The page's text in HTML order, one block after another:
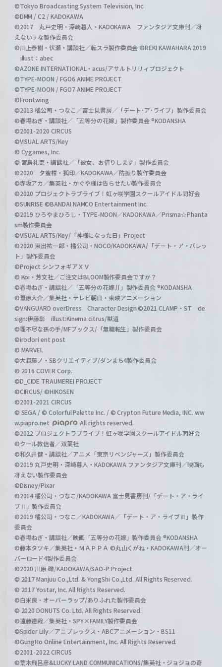
©Tokyo Broadcasting System Television, Inc.
©DMM / C2 / KADOKAWA
©2017 丸戸史明・深崎暮人・KADOKAWA ファンタジア文庫刊／冴
えない♭な製作委員会
©川上泰樹・伏瀬・講談社／転スラ製作委員会 ©REKI KAWAHARA 2019
illust：abec
©AZONE INTERNATIONAL・acus/アサルトリリィプロジェクト
©TYPE-MOON / FGO6 ANIME PROJECT
©TYPE-MOON / FGO7 ANIME PROJECT
©Frontwing
©2013 橘公司・つなこ／富士見書房／「デート･ア･ライブ」製作委員会
©春場ねぎ・講談社／「五等分の花嫁」製作委員会 ®KODANSHA
©2001-2020 CIRCUS
©VISUAL ARTS/Key
© Cygames, Inc.
© 宮島礼吏・講談社／「彼女、お借りします」製作委員会
©2020 夕蜜柑・狐印／KADOKAWA／防振り製作委員会
©赤坂アカ／集英社・かぐや様は告らせたい製作委員会
©2020 プロジェクトラブライブ！虹ヶ咲学園スクールアイドル同好会
©SUNRISE ©BANDAI NAMCO Entertainment Inc.
©2019 ひろやまひろし・TYPE-MOON／KADOKAWA／Prisma☆Phanta
sm製作委員会
©VISUAL ARTS/Key/「神様になった日」Project
©2020 東出祐一郎・橘公司・NOCO/KADOKAWA/「デート・ア・バレッ
ト」製作委員会
©Project シンフォギアＸＶ
© Koi・芳文社／ご注文はBLOOM製作委員会ですか？
©春場ねぎ・講談社／「五等分の花嫁∬」製作委員会 ®KODANSHA
©葦原大介／集英社・テレビ朝日・東映アニメーション
©VANGUARD overDress Character Design ©2021 CLAMP・ST de
sign:伊藤彰 illust:Kinema citrus/獣道
©理不尽な孫の手/MFブックス/「無職転生」製作委員会
©irodori ent post
© MARVEL
©大森藤ノ・SBクリエイティブ/ダンまち4製作委員会
© 2016 COVER Corp.
©D_CIDE TRAUMEREI PROJECT
©CIRCUS/ ©HIKOSEN
©2001-2021 CIRCUS
© SEGA / © Colorful Palette Inc. / © Crypton Future Media, INC. ww
w.piapro.net
All rights reserved.
©2022 プロジェクトラブライブ！虹ヶ咲学園スクールアイドル同好会
©クール教信者／双葉社
©和久井健・講談社／アニメ「東京リベンジャーズ」製作委員会
©2019 丸戸史明・深崎暮人・KADOKAWA ファンタジア文庫刊／映画も
冴えない製作委員会
©Disney/Pixar
©2014 橘公司・つなこ/KADOKAWA 富士見書房刊/「デート・ア・ライ
ブⅡ」製作委員会
©2019 橘公司・つなこ／KADOKAWA／「デート・ア・ライブⅢ」製作
委員会
©春場ねぎ・講談社／映画「五等分の花嫁」製作委員会 ®KODANSHA
©藤本タツキ／集英社・ＭＡＰＰＡ ©丸山くがね・KADOKAWA刊／オー
バーロード4製作委員会
©2020 川原 礫/KADOKAWA/SAO-P Project
© 2017 Manjuu Co.,Ltd. & YongShi Co.,Ltd. All Rights Reserved.
© 2017 Yostar, Inc. All Rights Reserved.
©白米良・オーバーラップ/ありふれた製作委員会
© 2020 DONUTS Co. Ltd. All Rights Reserved.
©遠藤達哉／集英社・SPY×FAMILY製作委員会
©Spider Lily／アニプレックス・ABCアニメーション・BS11
©GungHo Online Entertainment, Inc. All Rights Reserved.
©2001-2022 CIRCUS
©荒木飛呂彦&LUCKY LAND COMMUNICATIONS/集英社・ジョジョの奇